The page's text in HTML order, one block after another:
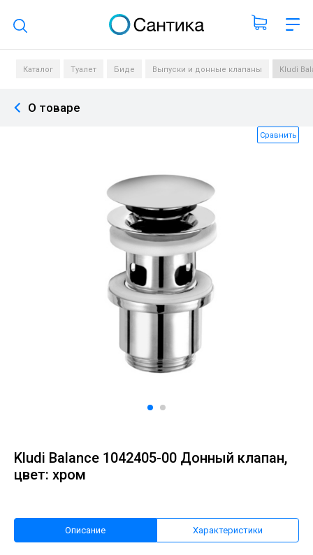
Поиск по каталогу
Каталог Туалет Биде Выпуски и донные клапаны Kludi
О товаре
Сравнить
Kludi Balance 1042405-00 Донный клапан,
цвет: хром
Описание Характеристики